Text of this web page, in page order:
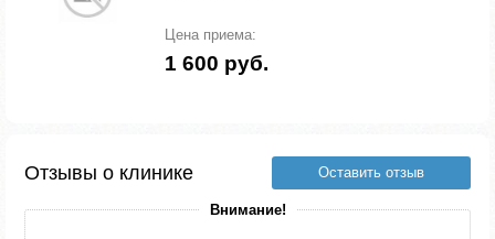
Цена приема:
1 600 руб.
Отзывы о клинике Оставить отзыв
Внимание!